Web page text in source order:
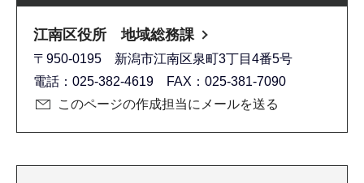
江南区役所 地域総務課
〒950-0195 新潟市江南区泉町3丁目4番5号
電話：025-382-4619 FAX：025-381-7090
このページの作成担当にメールを送る